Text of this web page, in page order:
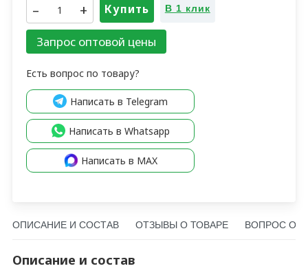
– + Купить В 1 клик
Запрос оптовой цены
Есть вопрос по товару?
Написать в Telegram
Написать в Whatsapp
Написать в MAX
ОПИСАНИЕ И СОСТАВ ОТЗЫВЫ О ТОВАРЕ ВОПРОС О
Описание и состав